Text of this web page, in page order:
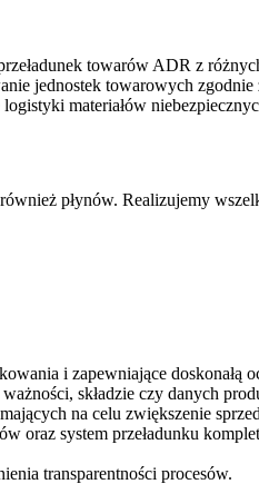
towarów ADR z
jednostek towarowych
materiałów
płynów. Realizujemy
i zapewniające
składzie czy danych
na celu zwiększenie
oraz system przeładunku
transparentności procesów.